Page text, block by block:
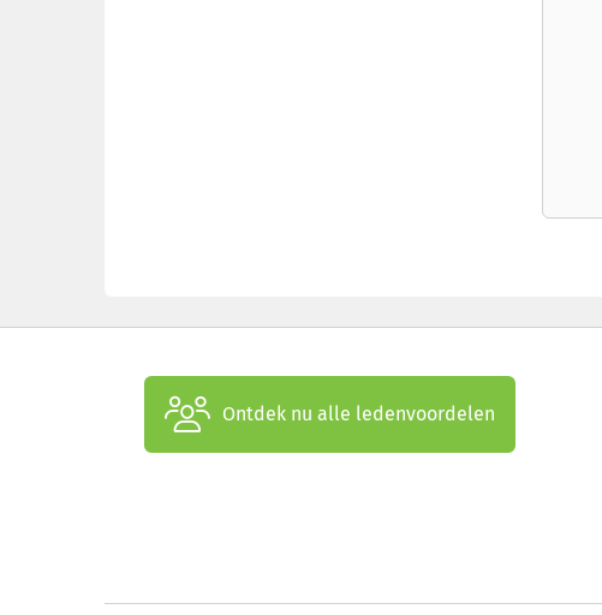
Ontdek nu alle ledenvoordelen